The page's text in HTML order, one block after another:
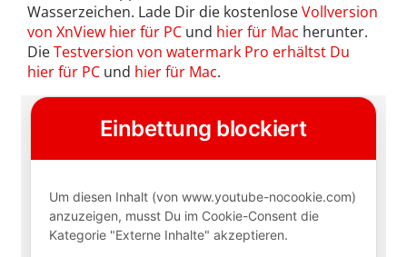
Wasserzeichen. Lade Dir die kostenloseVollversion
von XnView hier für PC und hier für Mac herunter.
DieTestversion von watermark Pro erhältst Du
hier für PC und hier für Mac.